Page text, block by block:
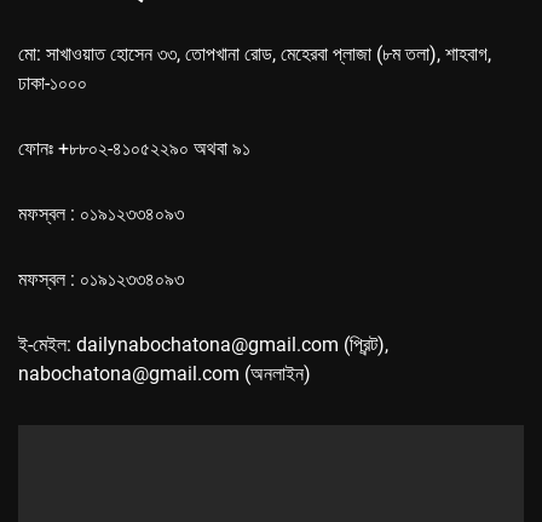
মো: সাখাওয়াত হোসেন ৩৩, তোপখানা রোড, মেহেরবা প্লাজা (৮ম তলা), শাহবাগ,
ঢাকা-১০০০
ফোনঃ +৮৮০২-৪১০৫২২৯০ অথবা ৯১
মফস্বল : ০১৯১২৩৩৪০৯৩
মফস্বল : ০১৯১২৩৩৪০৯৩
ই-মেইল: dailynabochatona@gmail.com (প্রিন্ট),
nabochatona@gmail.com (অনলাইন)